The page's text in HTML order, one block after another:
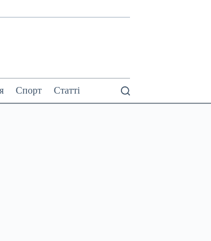
Спорт Статті